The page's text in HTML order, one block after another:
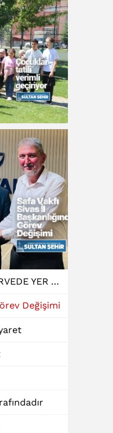
BÜYÜK BİRLİK BELEDİYECİLİĞİ ZİRVEDE YER ALDI
Değişimi